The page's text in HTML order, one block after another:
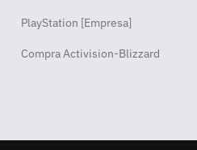
PlayStation [Empresa]
Compra Activision-Blizzard